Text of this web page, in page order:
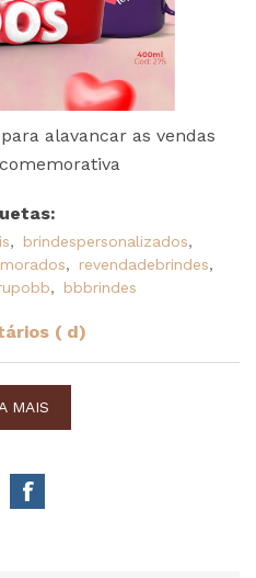
alavancar as vendas
, brindespersonalizados,
, revendadebrindes,
, bbbrindes
( d)
MAIS